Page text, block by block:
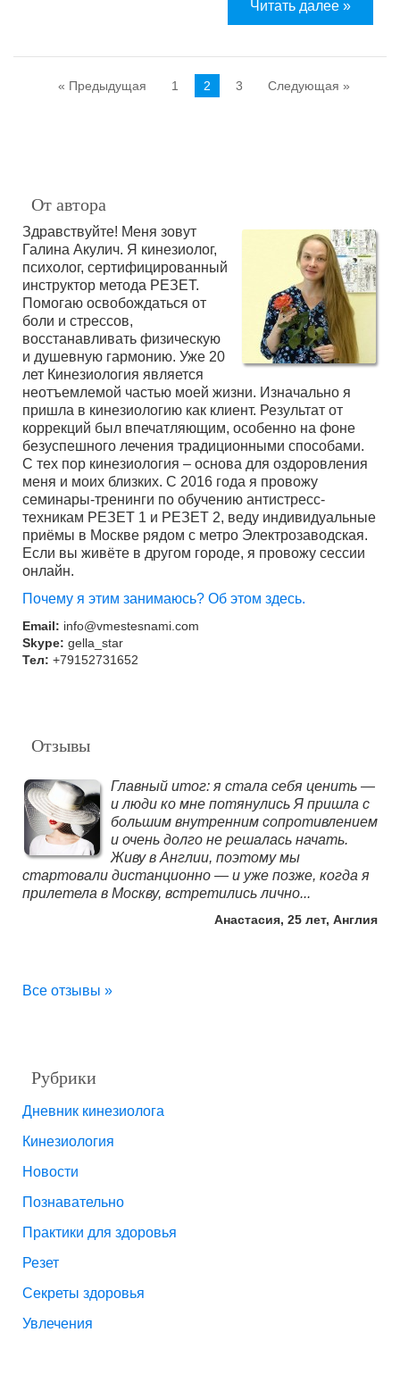
Читать далее »
« Предыдущая 1 2 3 Следующая »
От автора
Здравствуйте! Меня зовут
Галина Акулич. Я кинезиолог,
психолог, сертифицированный
инструктор метода РЕЗЕТ.
Помогаю освобождаться от
боли и стрессов,
восстанавливать физическую
и душевную гармонию. Уже 20
лет Кинезиология является
неотъемлемой частью моей жизни. Изначально я
пришла в кинезиологию как клиент. Результат от
коррекций был впечатляющим, особенно на фоне
безуспешного лечения традиционными способами.
С тех пор кинезиология – основа для оздоровления
меня и моих близких. С 2016 года я провожу
семинары-тренинги по обучению антистресс-
техникам РЕЗЕТ 1 и РЕЗЕТ 2, веду индивидуальные
приёмы в Москве рядом с метро Электрозаводская.
Если вы живёте в другом городе, я провожу сессии
онлайн.
Почему я этим занимаюсь? Об этом здесь.
Email: info@vmestesnami.com
Skype: gella_star
Тел: +79152731652
Отзывы
Главный итог: я стала себя ценить —
и люди ко мне потянулись Я пришла с
большим внутренним сопротивлением
и очень долго не решалась начать.
Живу в Англии, поэтому мы
стартовали дистанционно — и уже позже, когда я
прилетела в Москву, встретились лично...
Анастасия, 25 лет, Англия
Все отзывы »
Рубрики
Дневник кинезиолога
Кинезиология
Новости
Познавательно
Практики для здоровья
Резет
Секреты здоровья
Увлечения